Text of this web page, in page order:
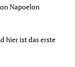
Napoelon
hier ist das erste